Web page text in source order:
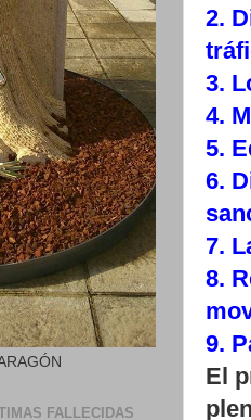
2.
3.
4.
5.
6.
7.
8.
9.
El
FALLECIDAS